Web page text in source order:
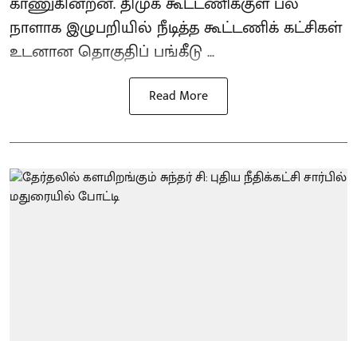
நாளாக இழுபறியில் நீடித்த கூட்டணிக் கட்சிகள்
உடனான தொகுதிப் பங்கீடு ...
Read More